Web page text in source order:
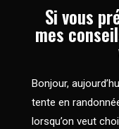
Si vous
mes
Bonjour,
tente en
lorsqu’on veut